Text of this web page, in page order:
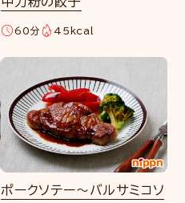
60分 45kcal
ポークソテー～バルサミコソ